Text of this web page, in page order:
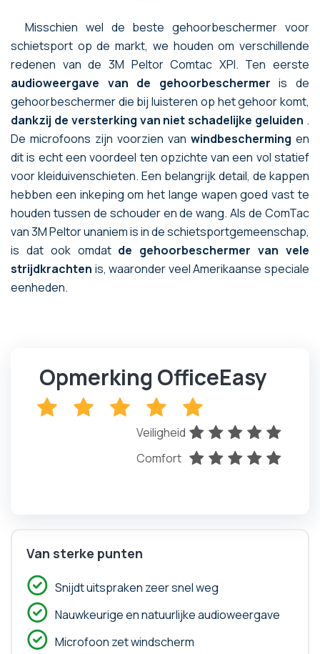
Misschien wel de beste gehoorbeschermer voor
schietsport op de markt, we houden om verschillende
redenen van de 3M Peltor Comtac XPI. Ten eerste
audioweergave van de gehoorbeschermeris de
gehoorbeschermer die bij luisteren op het gehoor komt,
dankzij de versterking van niet schadelijke geluiden .
De microfoons zijn voorzien van windbescherming en
dit is echt een voordeel ten opzichte van een vol statief
voor kleiduivenschieten. Een belangrijk detail, de kappen
hebben een inkeping om het lange wapen goed vast te
houden tussen de schouder en de wang. Als de ComTac
van 3M Peltor unaniem is in de schietsportgemeenschap,
is dat ook omdat de gehoorbeschermer van vele
strijdkrachten is, waaronder veel Amerikaanse speciale
eenheden.
Opmerking OfficeEasy
Veiligheid
Comfort
Van sterke punten
Snijdt uitspraken zeer snel weg
Nauwkeurige en natuurlijke audioweergave
Microfoon zet windscherm